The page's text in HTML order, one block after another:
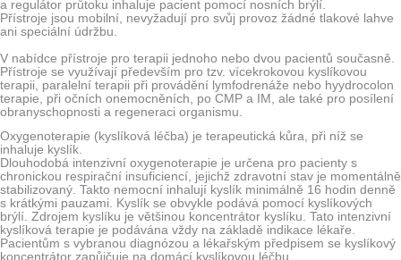
a regulátor průtoku inhaluje pacient pomocí nosních brýlí.
Přístroje jsou mobilní, nevyžadují pro svůj provoz žádné tlakové lahve
ani speciální údržbu.
V nabídce přístroje pro terapii jednoho nebo dvou pacientů současně.
Přístroje se využívají především pro tzv. vícekrokovou kyslíkovou
terapii, paralelní terapii při provádění lymfodrenáže nebo hyydrocolon
terapie, při očních onemocněních, po CMP a IM, ale také pro posílení
obranyschopnosti a regeneraci organismu.
Oxygenoterapie (kyslíková léčba) je terapeutická kůra, při níž se
inhaluje kyslík.
Dlouhodobá intenzivní oxygenoterapie je určena pro pacienty s
chronickou respirační insuficiencí, jejichž zdravotní stav je momentálně
stabilizovaný. Takto nemocní inhalují kyslík minimálně 16 hodin denně
s krátkými pauzami. Kyslík se obvykle podává pomocí kyslíkových
brýlí. Zdrojem kyslíku je většinou koncentrátor kyslíku. Tato intenzivní
kyslíková terapie je podávána vždy na základě indikace lékaře.
Pacientům s vybranou diagnózou a lékařským předpisem se kyslíkový
koncentrátor zapůjčuje na domácí kyslíkovou léčbu.